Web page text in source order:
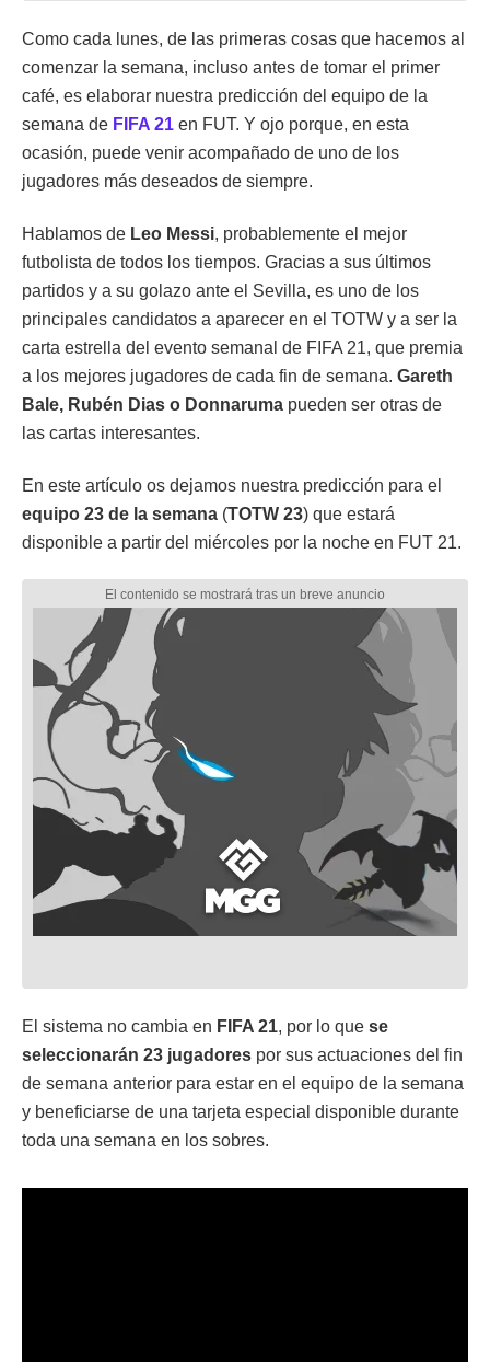
Como cada lunes, de las primeras cosas que hacemos al
comenzar la semana, incluso antes de tomar el primer
café, es elaborar nuestra predicción del equipo de la
semana de FIFA 21 en FUT. Y ojo porque, en esta
ocasión, puede venir acompañado de uno de los
jugadores más deseados de siempre.
Hablamos de Leo Messi, probablemente el mejor
futbolista de todos los tiempos. Gracias a sus últimos
partidos y a su golazo ante el Sevilla, es uno de los
principales candidatos a aparecer en el TOTW y a ser la
carta estrella del evento semanal de FIFA 21, que premia
a los mejores jugadores de cada fin de semana. Gareth
Bale, Rubén Dias o Donnaruma pueden ser otras de
las cartas interesantes.
En este artículo os dejamos nuestra predicción para el
equipo 23 de la semana (TOTW 23) que estará
disponible a partir del miércoles por la noche en FUT 21.
El sistema no cambia en FIFA 21, por lo que se
seleccionarán 23 jugadores por sus actuaciones del fin
de semana anterior para estar en el equipo de la semana
y beneficiarse de una tarjeta especial disponible durante
toda una semana en los sobres.